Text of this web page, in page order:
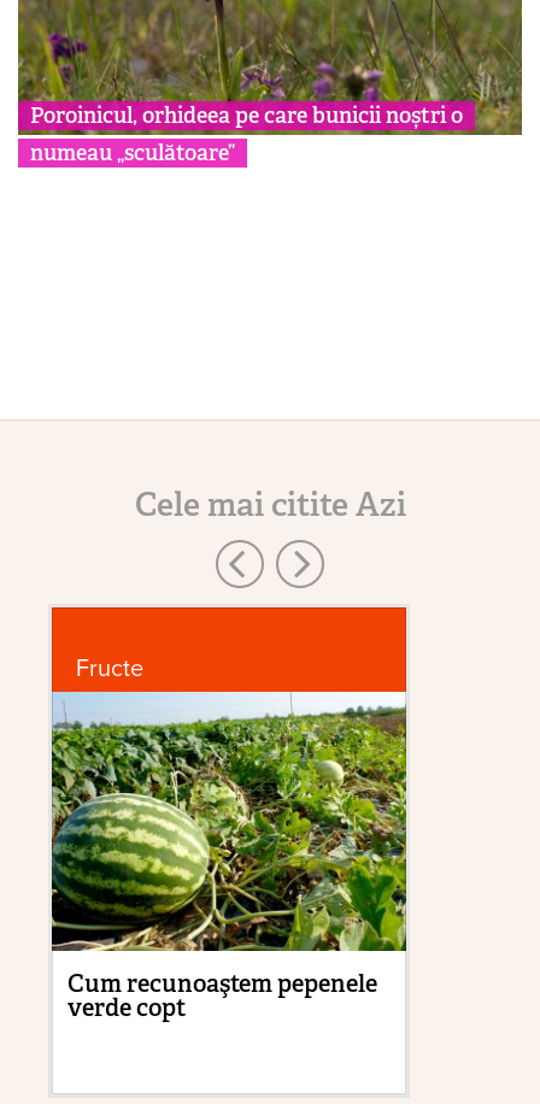
Poroinicul, orhideea pe care bunicii noștri o
numeau „sculătoare”
Cele mai citite Azi
Fructe
Cum recunoaştem pepenele
verde copt